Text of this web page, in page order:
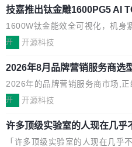
技嘉推出钛金雕1600PG5 AI
源：为发烧级主机与本地AI算
舰供电方案
1600W钛金能效全可视化，机身
继2026台北电脑展首度亮相后，
电源专为发烧级DIY主机与本地AI
造，整机长度仅16厘米，提供
与80PLUS钛金能效；支持ATX
实时LCD监控屏，可充分满足当
的严苛使用需求。 澎湃功率，紧
开 开源科技
2026年8月品牌营销服务商选
从流量思维到品牌资产思维的
2026年的品牌营销服务商市场,正
的价值重构。全球全案品牌代理
复合增长率达5.44%,预计2032年
元。数字广告与公共关系相关服
开 开源科技
许多顶级实验室的人现在几乎
了
「许多顶级实验室的人现在几乎